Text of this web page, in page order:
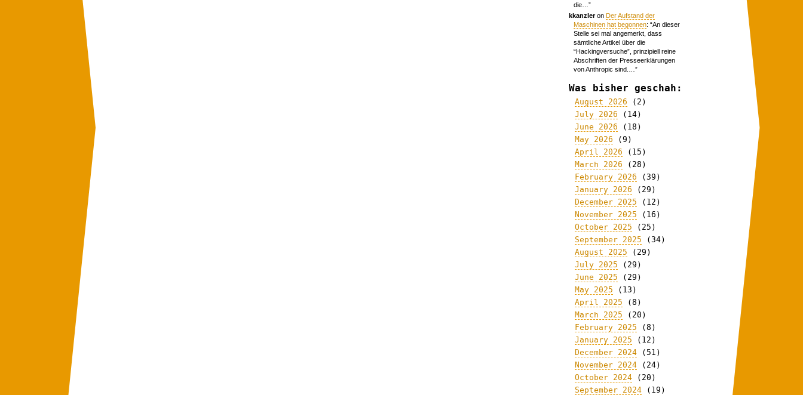
die… ”
kkanzleronDer Aufstand der
Maschinen hat begonnen: “An dieser
Stelle sei mal angemerkt, dass
sämtliche Artikel über die
“Hackingversuche”, prinzipiell reine
Abschriften der Presseerklärungen
von Anthropic sind.… ”
Was bisher geschah:
August 2026 (2)
July 2026 (14)
June 2026 (18)
May 2026 (9)
April 2026 (15)
March 2026 (28)
February 2026 (39)
January 2026 (29)
December 2025 (12)
November 2025 (16)
October 2025 (25)
September 2025 (34)
August 2025 (29)
July 2025 (29)
June 2025 (29)
May 2025 (13)
April 2025 (8)
March 2025 (20)
February 2025 (8)
January 2025 (12)
December 2024 (51)
November 2024 (24)
October 2024 (20)
September 2024 (19)